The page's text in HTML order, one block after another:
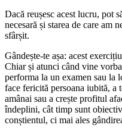
Dacă reușesc acest lucru, pot
necesară și starea de care am
sfârșit.
Gândește-te așa: acest
Chiar și atunci când vine
performa la un examen sau la
face fericită persoana iubită, a
amânai sau a crește profitul
îndeplini, cât timp sunt
conștientul, ci mai ales